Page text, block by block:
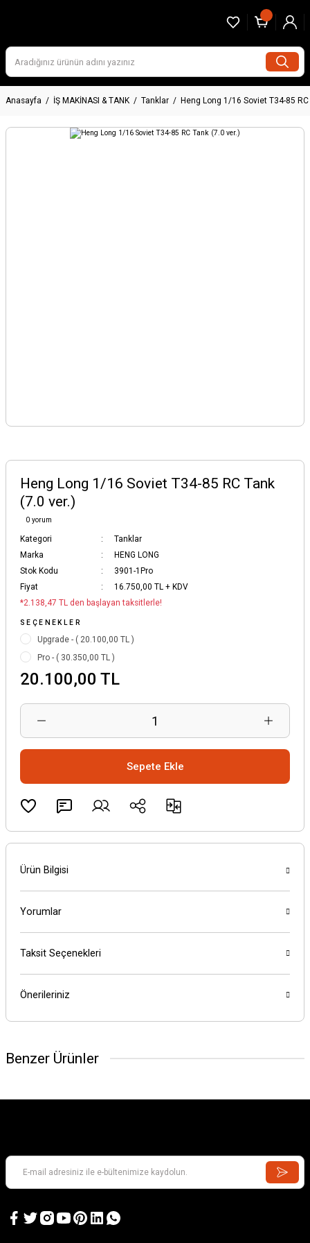
Anasayfa İŞ MAKİNASI & TANK Tanklar Heng Long 1/16 Soviet T34-85
Heng Long 1/16 Soviet T34-85 RC Tank
(7.0 ver.)
0 yorum
Kategori
Tanklar
Marka
HENG LONG
Stok Kodu
3901-1Pro
Fiyat
16.750,00 TL + KDV
*2.138,47 TL den başlayan taksitlerle!
SEÇENEKLER
Upgrade - ( 20.100,00 TL )
Pro - ( 30.350,00 TL )
20.100,00 TL
Sepete Ekle
Ürün Bilgisi
Yorumlar
Taksit Seçenekleri
Önerileriniz
Benzer Ürünler